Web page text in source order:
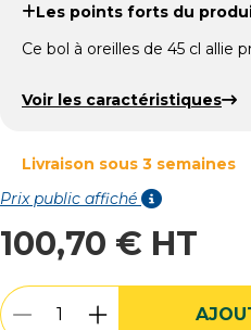
Les points forts du
Ce bol à oreilles de 45 cl allie
Voir les caractéristiques
Livraison sous 3 semaines
Prix public affiché
100,70 € HT